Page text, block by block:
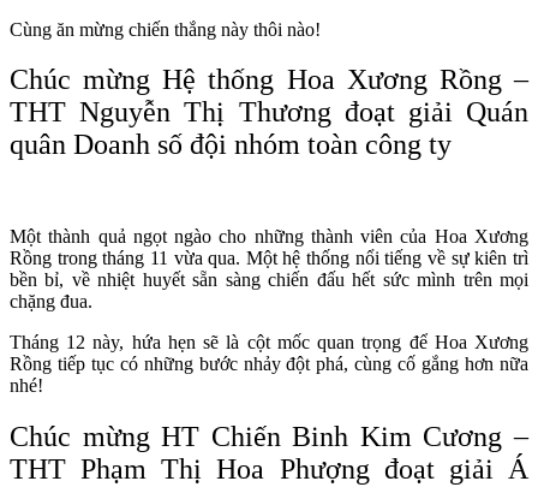
Cùng ăn mừng chiến thắng này thôi nào!
Chúc mừng Hệ thống Hoa Xương Rồng –
THT Nguyễn Thị Thương đoạt giải Quán
quân Doanh số đội nhóm toàn công ty
Một thành quả ngọt ngào cho những thành viên của Hoa Xương
Rồng trong tháng 11 vừa qua. Một hệ thống nổi tiếng về sự kiên trì
bền bỉ, về nhiệt huyết sẵn sàng chiến đấu hết sức mình trên mọi
chặng đua.
Tháng 12 này, hứa hẹn sẽ là cột mốc quan trọng để Hoa Xương
Rồng tiếp tục có những bước nhảy đột phá, cùng cố gắng hơn nữa
nhé!
Chúc mừng HT Chiến Binh Kim Cương –
THT Phạm Thị Hoa Phượng đoạt giải Á